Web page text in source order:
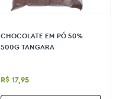
CHOCOLATE EM PÓ 50%
500G TANGARA
R$ 17,95